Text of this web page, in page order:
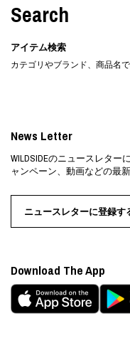
Search
アイテム検索
カテゴリやブランド、商品名
News Letter
WILDSIDEのニュースレタ
ャンペーン、動画などの最
ニュースレターに登録す
Download The App